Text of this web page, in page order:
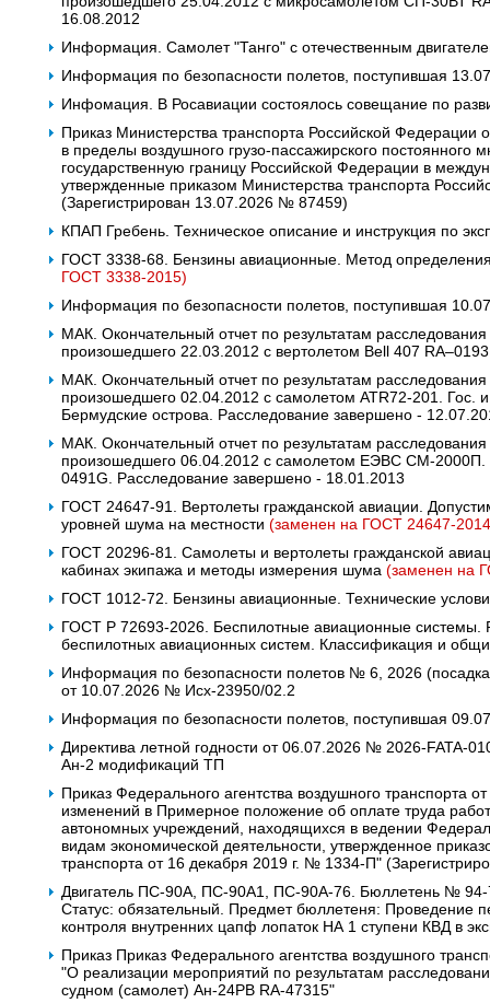
16.08.2012
Информация. Самолет "Танго" с отечественным
Информация по безопасности полетов, поступившая
Инфомация. В Росавиации состоялось совещание по
Приказ Министерства транспорта Российской
в пределы воздушного грузо-пассажирского постоянного
государственную границу Российской Федерации в
утвержденные приказом Министерства транспорта
(Зарегистрирован 13.07.2026 № 87459)
КПАП Гребень. Техническое описание и инструкция по
ГОСТ 3338-68. Бензины авиационные. Метод
ГОСТ 3338-2015)
Информация по безопасности полетов, поступившая
МАК. Окончательный отчет по результатам
произошедшего 22.03.2012 с вертолетом Bell 407
МАК. Окончательный отчет по результатам
произошедшего 02.04.2012 с самолетом ATR72-201. Гос.
Бермудские острова. Расследование завершено -
МАК. Окончательный отчет по результатам
произошедшего 06.04.2012 с самолетом ЕЭВС СМ-2000П.
0491G. Расследование завершено - 18.01.2013
ГОСТ 24647-91. Вертолеты гражданской авиации.
уровней шума на местности (заменен на ГОСТ 24647-
ГОСТ 20296-81. Самолеты и вертолеты гражданской
кабинах экипажа и методы измерения шума (заменен на
ГОСТ 1012-72. Бензины авиационные. Технические
ГОСТ Р 72693-2026. Беспилотные авиационные
беспилотных авиационных систем. Классификация и
Информация по безопасности полетов № 6, 2026
от 10.07.2026 № Исх-23950/02.2
Информация по безопасности полетов, поступившая
Директива летной годности от 06.07.2026 № 2026-FATA-
Ан-2 модификаций ТП
Приказ Федерального агентства воздушного
изменений в Примерное положение об оплате труда
автономных учреждений, находящихся в ведении
видам экономической деятельности, утвержденное
транспорта от 16 декабря 2019 г. № 1334-П"
Двигатель ПС-90А, ПС-90А1, ПС-90А-76. Бюллетень № 94-
Статус: обязательный. Предмет бюллетеня: Проведение
контроля внутренних цапф лопаток НА 1 ступени КВД в
Приказ Приказ Федерального агентства воздушного
"О реализации мероприятий по результатам
судном (самолет) Ан-24РВ RA-47315"